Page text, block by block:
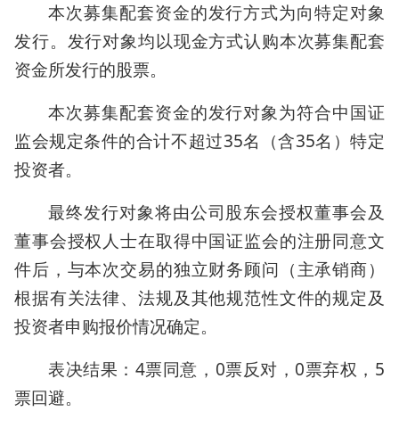
本次募集配套资金的发行方式为向特定对象
发行。发行对象均以现金方式认购本次募集配套
资金所发行的股票。
本次募集配套资金的发行对象为符合中国证
监会规定条件的合计不超过35名（含35名）特定
投资者。
最终发行对象将由公司股东会授权董事会及
董事会授权人士在取得中国证监会的注册同意文
件后，与本次交易的独立财务顾问（主承销商）
根据有关法律、法规及其他规范性文件的规定及
投资者申购报价情况确定。
表决结果：4票同意，0票反对，0票弃权，5
票回避。